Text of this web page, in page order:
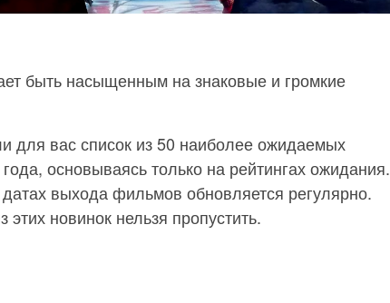
быть насыщенным на знаковые и громкие
для вас список из 50 наиболее ожидаемых
основываясь только на рейтингах ожидания.
выхода фильмов обновляется регулярно.
этих новинок нельзя пропустить.